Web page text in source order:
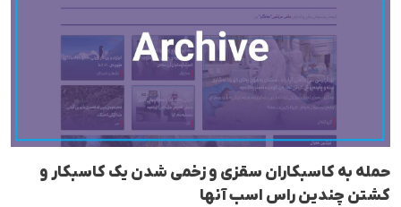
حملە بە کاسبکاران سقزی و زخمی شدن یک کاسبکار و
کشتن چندین راس اسب آنها